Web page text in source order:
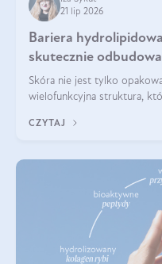
21 lip 2026
Bariera
skutecznie
Skóra nie jest tylko
wielofunkcyjna struktura,
środowiskowymi. Jednym z
CZYTAJ